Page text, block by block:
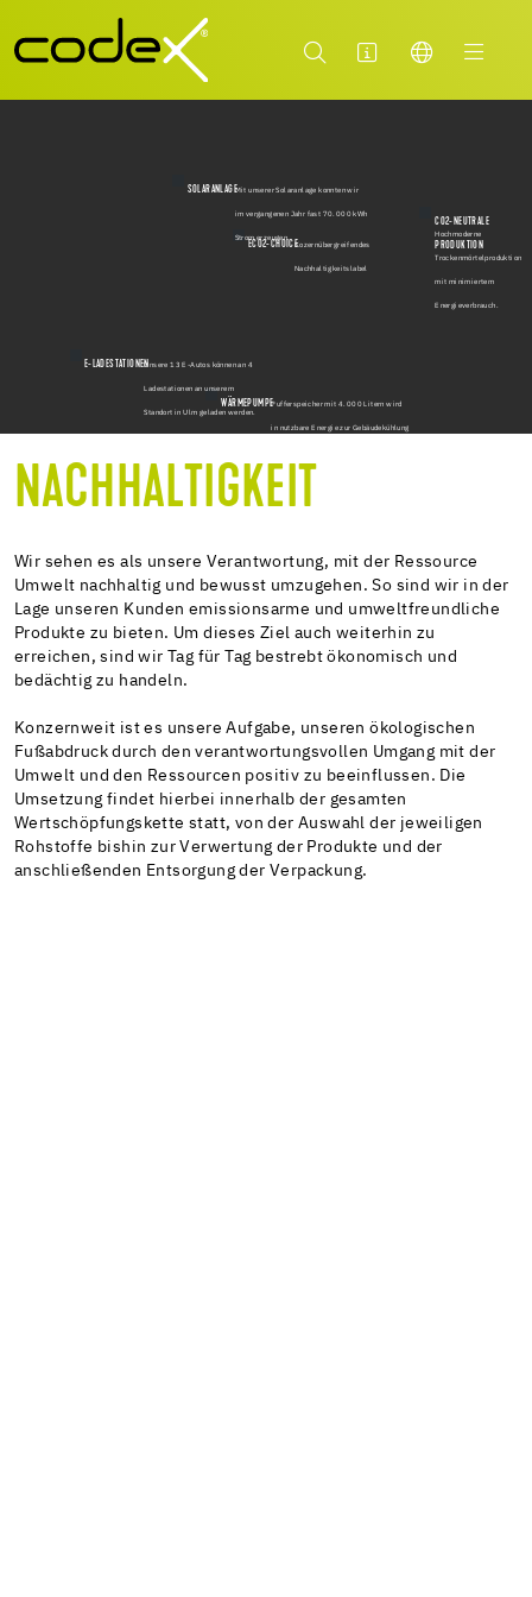
SOLARANLAGE
CO2-NEUTRALE
PRODUKTION
Mit unserer Solaranlage konnten wir
im vergangenen Jahr fast 70.000 kWh
Strom erzeugen.
Hochmoderne
Trockenmörtelproduktion
mit minimiertem
Energieverbrauch.
Unsere 13 E-Autos können an 4
Ladestationen an unserem
Standort in Ulm geladen werden.
E-LADESTATIONEN
ECO2-CHOICEKozernübergreifendes
Nachhaltigkeitslabel
WÄRMEPUMPEPufferspeicher mit 4.000 Litern wird
in nutzbare Energie zur Gebäudekühlung
NACHHALTIGKEIT
Wir sehen es als unsere Verantwortung, mit der Ressource
Umwelt nachhaltig und bewusst umzugehen. So sind wir in der
Lage unseren Kunden emissionsarme und umweltfreundliche
Produkte zu bieten. Um dieses Ziel auch weiterhin zu
erreichen, sind wir Tag für Tag bestrebt ökonomisch und
bedächtig zu handeln.
Konzernweit ist es unsere Aufgabe, unseren ökologischen
Fußabdruck durch den verantwortungsvollen Umgang mit der
Umwelt und den Ressourcen positiv zu beeinflussen. Die
Umsetzung findet hierbei innerhalb der gesamten
Wertschöpfungskette statt, von der Auswahl der jeweiligen
Rohstoffe bishin zur Verwertung der Produkte und der
anschließenden Entsorgung der Verpackung.